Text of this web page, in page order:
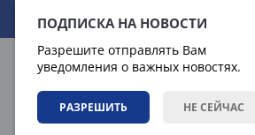
ПОДПИСКА НА НОВОСТИ
Разрешите отправлять Вам
уведомления о важных новостях.
РАЗРЕШИТЬ НЕ СЕЙЧАС
07.08.2026 08:31:55